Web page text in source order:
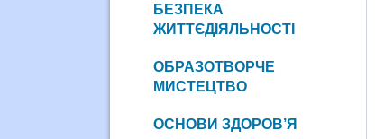
БЕЗПЕКА
ЖИТТЄДІЯЛЬНОСТІ
ОБРАЗОТВОРЧЕ
МИСТЕЦТВО
ОСНОВИ ЗДОРОВ’Я